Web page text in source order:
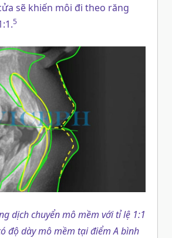
sẽ khiến môi đi theo răng
5
dịch chuyển mô mềm với tỉ lệ 1:1
độ dày mô mềm tại điểm A bình